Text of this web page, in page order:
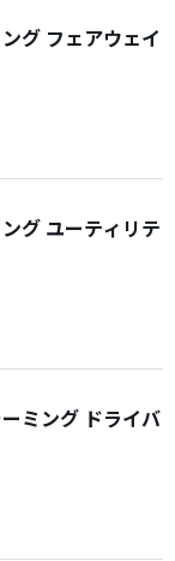
グ フェアウェイ
グ ユーティリテ
ミング ドライバ